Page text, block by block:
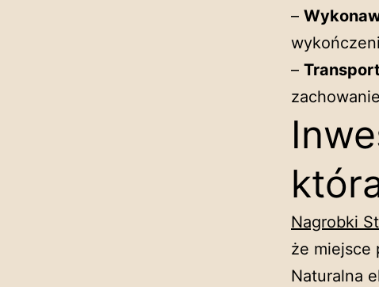
–
–
Nagrobki
że miejsce
Naturalna